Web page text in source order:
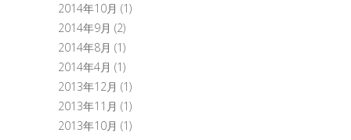
2014年10月 (1)
2014年9月 (2)
2014年8月 (1)
2014年4月 (1)
2013年12月 (1)
2013年11月 (1)
2013年10月 (1)